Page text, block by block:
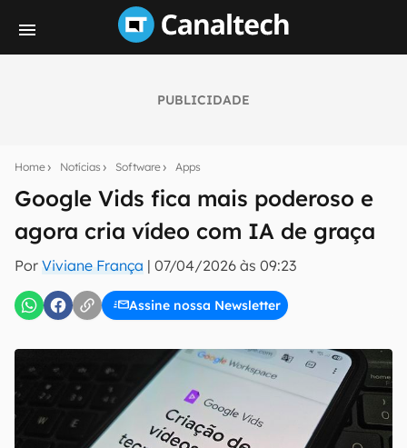
PUBLICIDADE
Home Notícias Software Apps
Google Vids fica mais poderoso e
agora cria vídeo com IA de graça
Por Viviane França | 07/04/2026 às 09:23
Assine nossa Newsletter
notícias e reviews sobre tecnologia em primeira
E-mail
inscreva-se
Confirmo que li, aceito e concordo com os Termos de
Uso e Política de Privacidade do Canaltech.